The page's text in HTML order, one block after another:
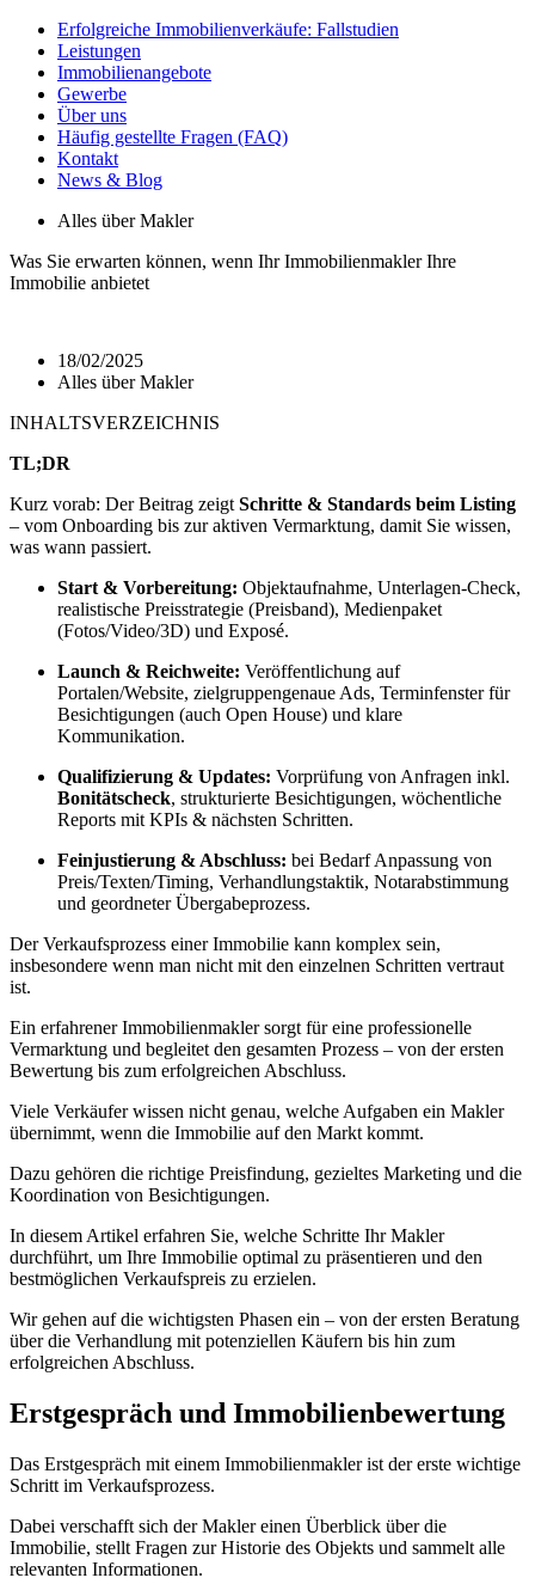
Erfolgreiche Immobilienverkäufe: Fallstudien
Leistungen
Immobilienangebote
Gewerbe
Über uns
Häufig gestellte Fragen (FAQ)
Kontakt
News & Blog
Alles über Makler
Was Sie erwarten können, wenn Ihr Immobilienmakler Ihre
Immobilie anbietet
18/02/2025
Alles über Makler
INHALTSVERZEICHNIS
TL;DR
Kurz vorab: Der Beitrag zeigt Schritte & Standards beim Listing
– vom Onboarding bis zur aktiven Vermarktung, damit Sie wissen,
was wann passiert.
Start & Vorbereitung: Objektaufnahme, Unterlagen-Check,
realistische Preisstrategie (Preisband), Medienpaket
(Fotos/Video/3D) und Exposé.
Launch & Reichweite: Veröffentlichung auf
Portalen/Website, zielgruppengenaue Ads, Terminfenster für
Besichtigungen (auch Open House) und klare
Kommunikation.
Qualifizierung & Updates: Vorprüfung von Anfragen inkl.
Bonitätscheck, strukturierte Besichtigungen, wöchentliche
Reports mit KPIs & nächsten Schritten.
Feinjustierung & Abschluss: bei Bedarf Anpassung von
Preis/Texten/Timing, Verhandlungstaktik, Notarabstimmung
und geordneter Übergabeprozess.
Der Verkaufsprozess einer Immobilie kann komplex sein,
insbesondere wenn man nicht mit den einzelnen Schritten vertraut
ist.
Ein erfahrener Immobilienmakler sorgt für eine professionelle
Vermarktung und begleitet den gesamten Prozess – von der ersten
Bewertung bis zum erfolgreichen Abschluss.
Viele Verkäufer wissen nicht genau, welche Aufgaben ein Makler
übernimmt, wenn die Immobilie auf den Markt kommt.
Dazu gehören die richtige Preisfindung, gezieltes Marketing und die
Koordination von Besichtigungen.
In diesem Artikel erfahren Sie, welche Schritte Ihr Makler
durchführt, um Ihre Immobilie optimal zu präsentieren und den
bestmöglichen Verkaufspreis zu erzielen.
Wir gehen auf die wichtigsten Phasen ein – von der ersten Beratung
über die Verhandlung mit potenziellen Käufern bis hin zum
erfolgreichen Abschluss.
Erstgespräch und Immobilienbewertung
Das Erstgespräch mit einem Immobilienmakler ist der erste wichtige
Schritt im Verkaufsprozess.
Dabei verschafft sich der Makler einen Überblick über die
Immobilie, stellt Fragen zur Historie des Objekts und sammelt alle
relevanten Informationen.